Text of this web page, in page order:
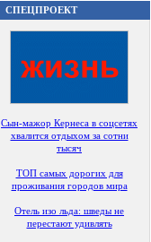
СПЕЦПРОЕКТ
Сын-мажор Кернеса в соцсетях
хвалится отдыхом за сотни
тысяч
ТОП самых дорогих для
проживания городов мира
Отель изо льда: шведы не
перестают удивлять